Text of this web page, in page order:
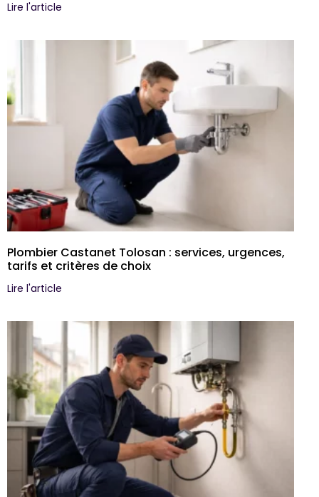
Lire l'article
Plombier Castanet Tolosan : services, urgences,
tarifs et critères de choix
Lire l'article